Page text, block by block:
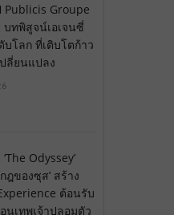
Publicis Groupe
บทพิสูจน์เอเจนซี่
บโลก ที่เติบโตก้าว
ลี่ยนแปลง
Odyssey’
ฎของซุส’ สร้าง
ต้อนรับ
นเทพเจ้าปลอมตัว